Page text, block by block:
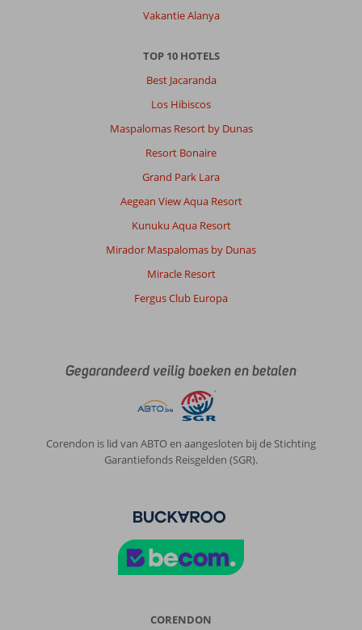
Vakantie Alanya
TOP 10 HOTELS
Best Jacaranda
Los Hibiscos
Maspalomas Resort by Dunas
Resort Bonaire
Grand Park Lara
Aegean View Aqua Resort
Kunuku Aqua Resort
Mirador Maspalomas by Dunas
Miracle Resort
Fergus Club Europa
Gegarandeerd veilig boeken en betalen
Corendon is lid van ABTO en aangesloten bij de Stichting
Garantiefonds Reisgelden (SGR).
CORENDON